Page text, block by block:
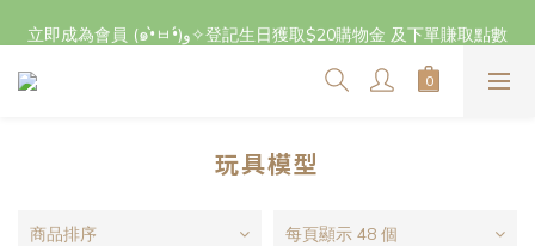
立即成為會員 (๑•̀ㅂ•́)و✧登記生日獲取$20購物金 及下單賺取點數
立即成為會員 (๑•̀ㅂ•́)و✧登記生日獲取$20購物金 及下單賺取點數
玩具模型
商品排序 每頁顯示 48 個